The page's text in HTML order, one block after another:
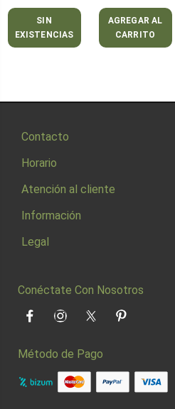
SIN
EXISTENCIAS
AGREGAR AL
CARRITO
Contacto
Horario
Atención al cliente
Información
Legal
Conéctate Con Nosotros
FacebookInstagramTwitter Pinterest
Método de Pago